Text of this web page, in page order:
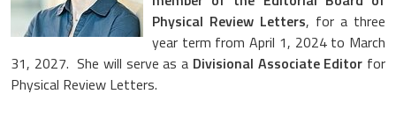
Physical Review Letters, for a three
year term from April 1, 2024 to March
31, 2027. She will serve as a Divisional Associate Editor for
Physical Review Letters.